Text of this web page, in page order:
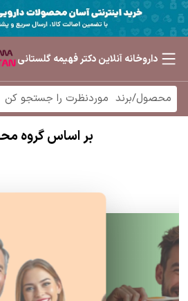
داروخانه آنلاین دکتر فهیمه گلستانی
بر اساس گروه